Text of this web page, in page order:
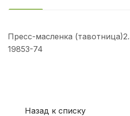
Пресс-масленка
19853-74
Назад к списку